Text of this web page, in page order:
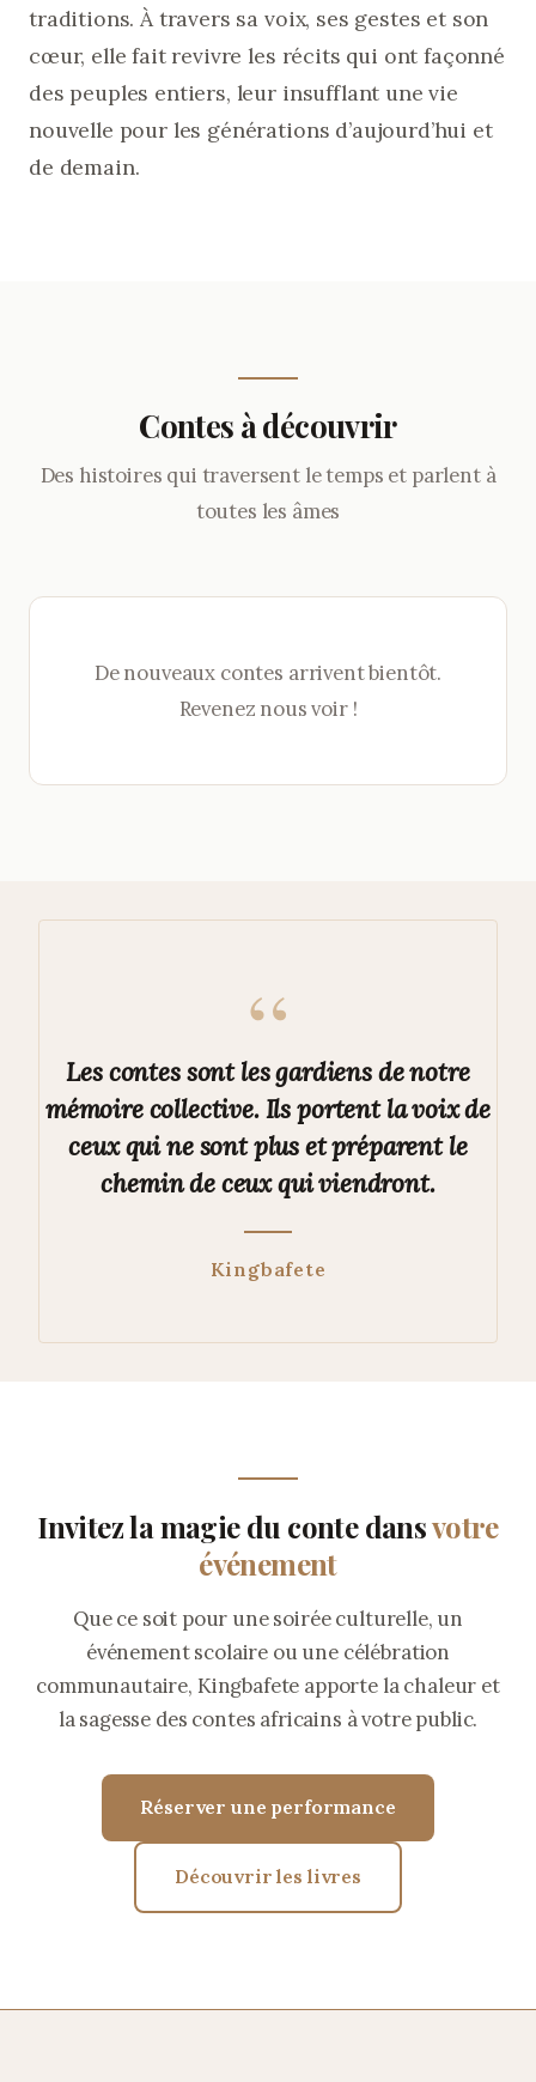
traditions. À travers sa voix, ses gestes et son
cœur, elle fait revivre les récits qui ont façonné
des peuples entiers, leur insufflant une vie
nouvelle pour les générations d’aujourd’hui et
de demain.
Contes à découvrir
Des histoires qui traversent le temps et parlent à
toutes les âmes
De nouveaux contes arrivent bientôt.
Revenez nous voir !
“
Les contes sont les gardiens de notre
mémoire collective. Ils portent la voix de
ceux qui ne sont plus et préparent le
chemin de ceux qui viendront.
Kingbafete
Invitez la magie du conte dansvotre
événement
Que ce soit pour une soirée culturelle, un
événement scolaire ou une célébration
communautaire, Kingbafete apporte la chaleur et
la sagesse des contes africains à votre public.
Réserver une performance
Découvrir les livres